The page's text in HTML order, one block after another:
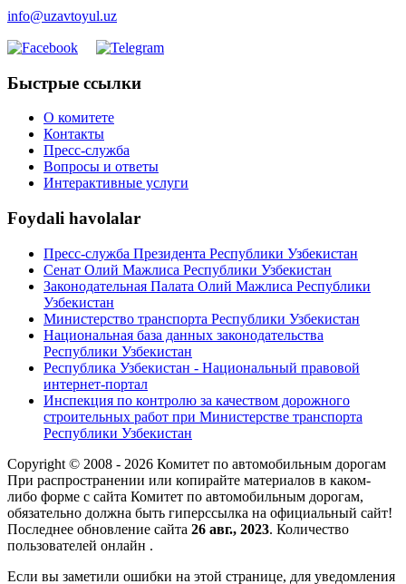
info@uzavtoyul.uz
Быстрые ссылки
О комитете
Контакты
Пресс-служба
Вопросы и ответы
Интерактивные услуги
Foydali havolalar
Пресс-служба Президента Республики Узбекистан
Сенат Олий Мажлиса Республики Узбекистан
Законодательная Палата Олий Мажлиса Республики
Узбекистан
Министерство транспорта Республики Узбекистан
Национальная база данных законодательства
Республики Узбекистан
Республика Узбекистан - Национальный правовой
интернет-портал
Инспекция по контролю за качеством дорожного
строительных работ при Министерстве транспорта
Республики Узбекистан
Copyright © 2008 - 2026 Комитет по автомобильным дорогам
При распространении или копирайте материалов в каком-
либо форме с сайта Комитет по автомобильным дорогам,
обязательно должна быть гиперссылка на официальный сайт!
Последнее обновление сайта 26 авг., 2023. Количество
пользователей онлайн .
Если вы заметили ошибки на этой странице, для уведомления